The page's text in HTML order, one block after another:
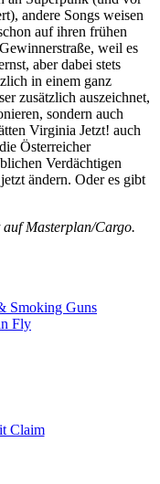
andere Songs weisen
auf ihren frühen
weil es
aber dabei stets
in einem ganz
zusätzlich auszeichnet,
sondern auch
Virginia Jetzt! auch
Österreicher
Verdächtigen
ändern. Oder es gibt
Masterplan/Cargo.
Smoking Guns
Fly